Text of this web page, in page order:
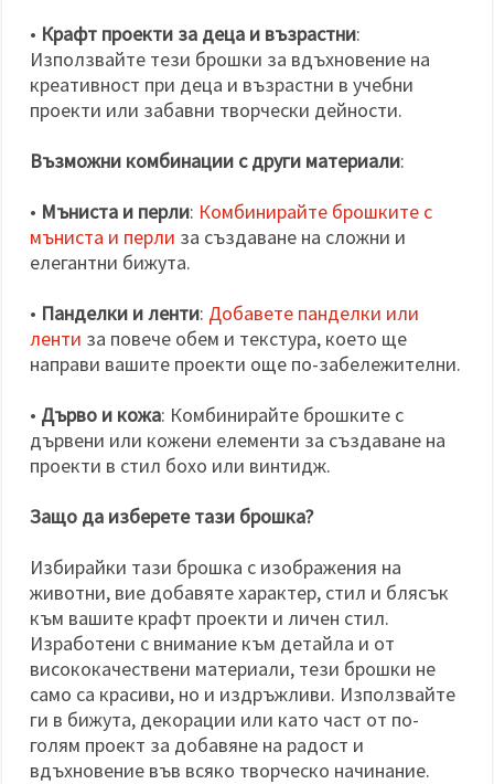
• Крафт проекти за деца и възрастни:
Използвайте тези брошки за вдъхновение на
креативност при деца и възрастни в учебни
проекти или забавни творчески дейности.
Възможни комбинации с други материали:
• Мъниста и перли: Комбинирайте брошките с
мъниста и перли за създаване на сложни и
елегантни бижута.
• Панделки и ленти: Добавете панделки или
ленти за повече обем и текстура, което ще
направи вашите проекти още по-забележителни.
• Дърво и кожа: Комбинирайте брошките с
дървени или кожени елементи за създаване на
проекти в стил бохо или винтидж.
Защо да изберете тази брошка?
Избирайки тази брошка с изображения на
животни, вие добавяте характер, стил и блясък
към вашите крафт проекти и личен стил.
Изработени с внимание към детайла и от
висококачествени материали, тези брошки не
само са красиви, но и издръжливи. Използвайте
ги в бижута, декорации или като част от по-
голям проект за добавяне на радост и
вдъхновение във всяко творческо начинание.